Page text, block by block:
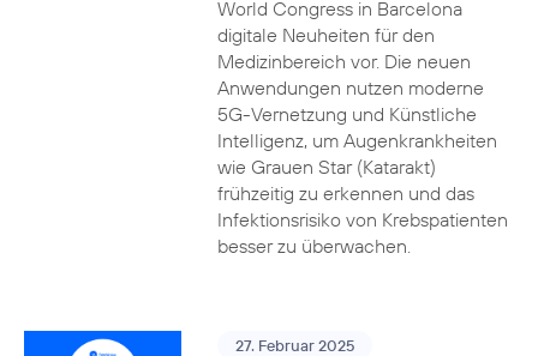
World Congress in Barcelona
digitale Neuheiten für den
Medizinbereich vor. Die neuen
Anwendungen nutzen moderne
5G-Vernetzung und Künstliche
Intelligenz, um Augenkrankheiten
wie Grauen Star (Katarakt)
frühzeitig zu erkennen und das
Infektionsrisiko von Krebspatienten
besser zu überwachen.
27. Februar 2025